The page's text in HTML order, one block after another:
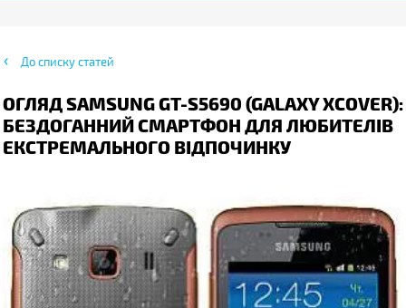
До списку статей
ОГЛЯД SAMSUNG GT-S5690 (GALAXY XCOVER):
БЕЗДОГАННИЙ СМАРТФОН ДЛЯ ЛЮБИТЕЛІВ
ЕКСТРЕМАЛЬНОГО ВІДПОЧИНКУ